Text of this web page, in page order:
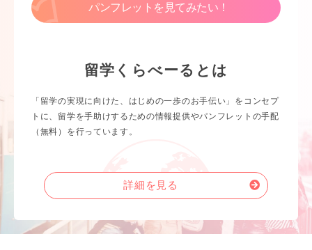
パンフレットを見てみたい！
留学くらべーるとは
「留学の実現に向けた、はじめの一歩のお手伝い」をコンセプ
トに、留学を手助けするための情報提供やパンフレットの手配
（無料）を行っています。
詳細を見る